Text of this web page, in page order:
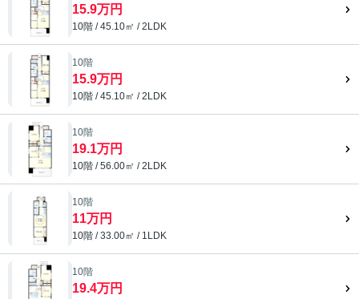
15.9万円
10階 / 45.10㎡ / 2LDK
10階
15.9万円
10階 / 45.10㎡ / 2LDK
10階
19.1万円
10階 / 56.00㎡ / 2LDK
10階
11万円
10階 / 33.00㎡ / 1LDK
10階
19.4万円